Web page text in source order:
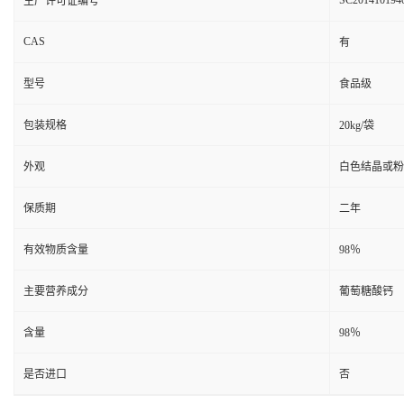
CAS 有
型号 食品级
包装规格 20kg/袋
外观 白色结晶或
保质期 二年
有效物质含量 98％
主要营养成分 葡萄糖酸钙
含量 98％
是否进口 否